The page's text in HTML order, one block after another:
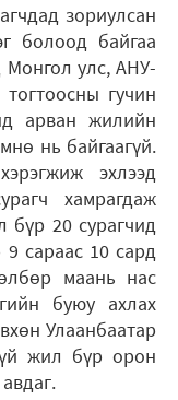
зориулсан
болоод байгаа
Монгол улс, АНУ-
гучин
арван жилийн
нь байгаагүй.
эхлээд
хамрагдаж
бүр 20 сурагчид
сараас 10 сард
маань нас
буюу ахлах
Улаанбаатар
жил бүр орон